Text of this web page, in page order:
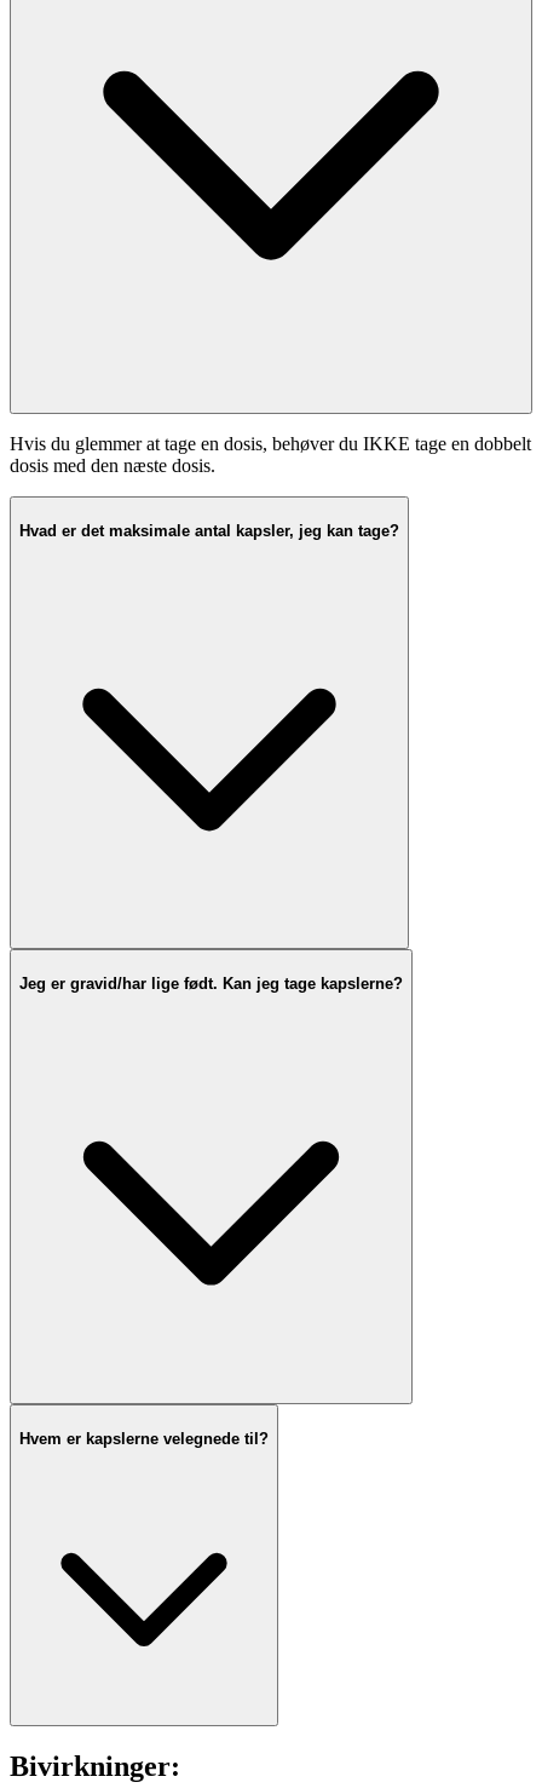
Hvis du glemmer at tage en dosis, behøver du IKKE tage en dobbelt
dosis med den næste dosis.
Hvad er det maksimale antal kapsler, jeg kan tage?
Jeg er gravid/har lige født. Kan jeg tage kapslerne?
Hvem er kapslerne velegnede til?
Bivirkninger: